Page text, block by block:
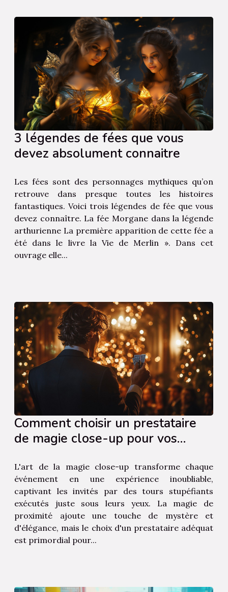
3 légendes de fées que vous
devez absolument connaitre
Les fées sont des personnages mythiques qu’on
retrouve dans presque toutes les histoires
fantastiques. Voici trois légendes de fée que vous
devez connaître. La fée Morgane dans la légende
arthurienne La première apparition de cette fée a
été dans le livre la Vie de Merlin ». Dans cet
ouvrage elle...
Comment choisir un prestataire
de magie close-up pour vos
L'art de la magie close-up transforme chaque
événement en une expérience inoubliable,
captivant les invités par des tours stupéfiants
exécutés juste sous leurs yeux. La magie de
proximité ajoute une touche de mystère et
d'élégance, mais le choix d'un prestataire adéquat
est primordial pour...